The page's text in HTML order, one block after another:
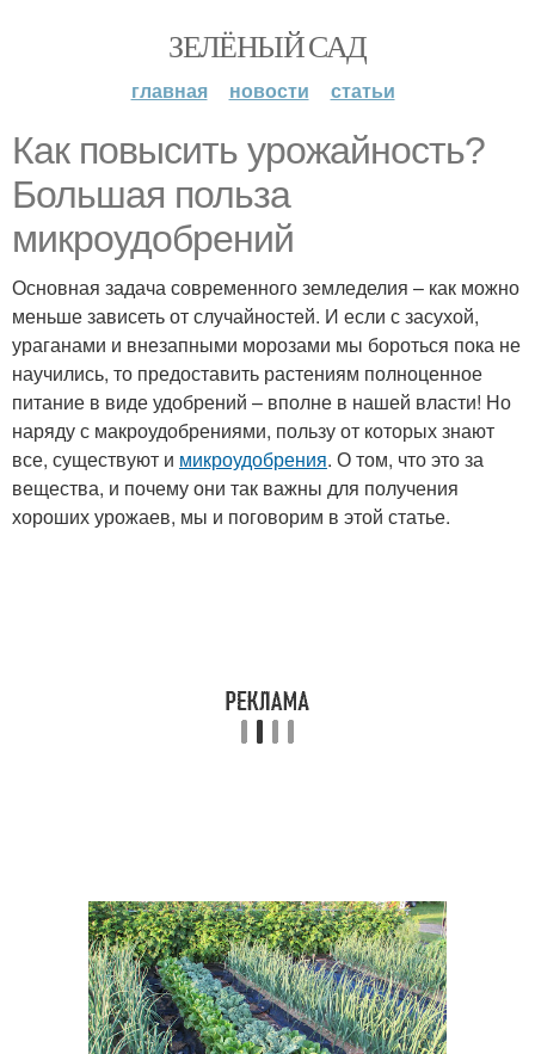
ЗЕЛЁНЫЙ САД
главная новости статьи
Как повысить урожайность?
Большая польза
микроудобрений
Основная задача современного земледелия – как можно
меньше зависеть от случайностей. И если с засухой,
ураганами и внезапными морозами мы бороться пока не
научились, то предоставить растениям полноценное
питание в виде удобрений – вполне в нашей власти! Но
наряду с макроудобрениями, пользу от которых знают
все, существуют и микроудобрения. О том, что это за
вещества, и почему они так важны для получения
хороших урожаев, мы и поговорим в этой статье.